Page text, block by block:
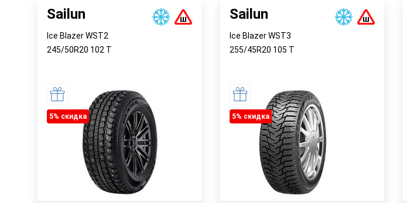
Sailun
Ice Blazer WST2
245/50R20 102 T
5% cкидка
Sailun
Ice Blazer WST3
255/45R20 105 T
5% cкидка